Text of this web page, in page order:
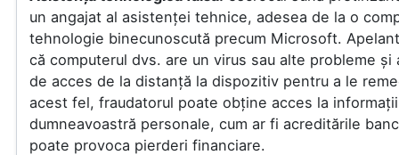
un angajat al asistenței tehnice, adesea de la o
tehnologie binecunoscută precum Microsoft.
că computerul dvs. are un virus sau alte probleme și
de acces de la distanță la dispozitiv pentru a le
acest fel, fraudatorul poate obține acces la
dumneavoastră personale, cum ar fi acreditările
poate provoca pierderi financiare.